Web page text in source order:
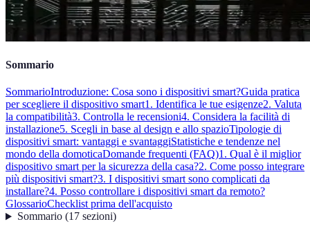
Sommario
SommarioIntroduzione: Cosa sono i dispositivi smart?Guida pratica
per scegliere il dispositivo smart1. Identifica le tue esigenze2. Valuta
la compatibilità3. Controlla le recensioni4. Considera la facilità di
installazione5. Scegli in base al design e allo spazioTipologie di
dispositivi smart: vantaggi e svantaggiStatistiche e tendenze nel
mondo della domoticaDomande frequenti (FAQ)1. Qual è il miglior
dispositivo smart per la sicurezza della casa?2. Come posso integrare
più dispositivi smart?3. I dispositivi smart sono complicati da
installare?4. Posso controllare i dispositivi smart da remoto?
GlossarioChecklist prima dell'acquisto
Sommario(17 sezioni)